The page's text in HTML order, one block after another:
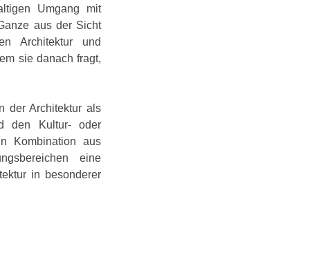
Umgang mit
aus der Sicht
Architektur und
sie danach fragt,
der Architektur als
den Kultur- oder
Kombination aus
eine
in besonderer